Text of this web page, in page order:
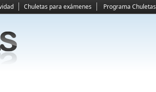
Chuletas para exámenes Programa Chuletas